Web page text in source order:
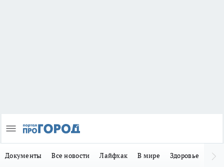
Документы Все новости Лайфхак В мире Здоровье